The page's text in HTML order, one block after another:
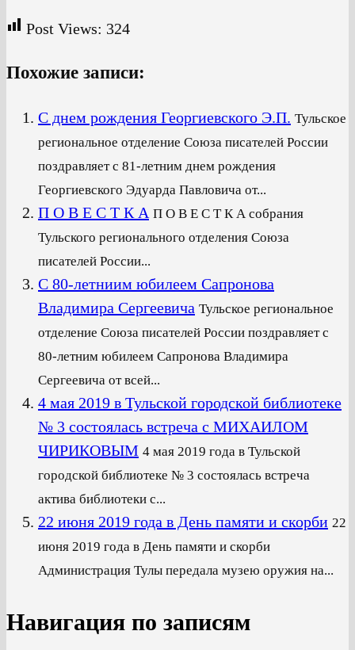
Post Views: 324
Похожие записи:
С днем рождения Георгиевского Э.П. Тульское
региональное отделение Союза писателей России
поздравляет с 81-летним днем рождения
Георгиевского Эдуарда Павловича от...
П О В Е С Т К А П О В Е С Т К А собрания
Тульского регионального отделения Союза
писателей России...
С 80-летниим юбилеем Сапронова
Владимира Сергеевича Тульское региональное
отделение Союза писателей России поздравляет с
80-летним юбилеем Сапронова Владимира
Сергеевича от всей...
4 мая 2019 в Тульской городской библиотеке
№ 3 состоялась встреча с МИХАИЛОМ
ЧИРИКОВЫМ 4 мая 2019 года в Тульской
городской библиотеке № 3 состоялась встреча
актива библиотеки с...
22 июня 2019 года в День памяти и скорби 22
июня 2019 года в День памяти и скорби
Администрация Тулы передала музею оружия на...
Навигация по записям